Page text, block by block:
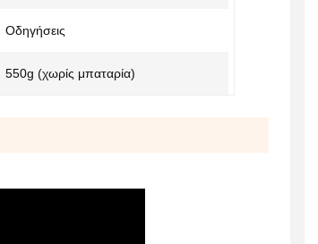
Οδηγήσεις
550g (χωρίς μπαταρία)